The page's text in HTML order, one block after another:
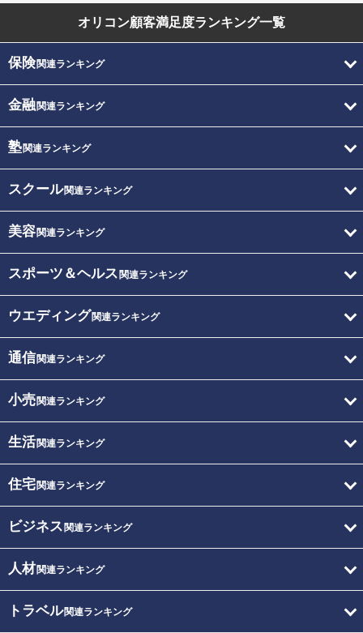
オリコン顧客満足度ランキング一覧
保険関連ランキング
金融関連ランキング
塾関連ランキング
スクール関連ランキング
美容関連ランキング
スポーツ＆ヘルス 関連ランキング
ウエディング関連ランキング
通信関連ランキング
小売関連ランキング
生活関連ランキング
住宅関連ランキング
ビジネス 関連ランキング
人材関連ランキング
トラベル関連ランキング